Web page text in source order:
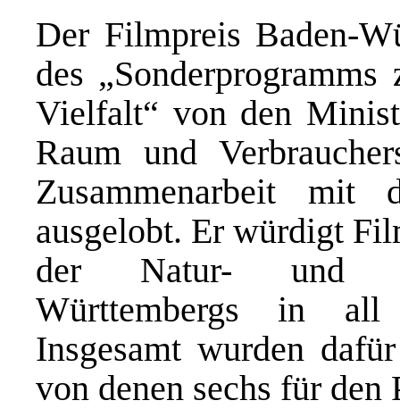
Der Filmpreis Baden-
des
Vielfalt“ von den
Raum und
Zusammenarbeit mit
ausgelobt. Er würdigt
der Natur- und
Württembergs in all
Insgesamt wurden
von denen sechs für